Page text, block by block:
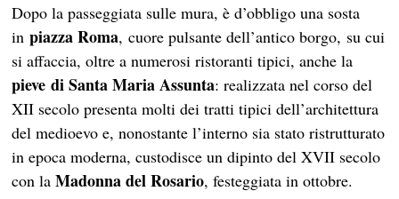
Dopo la passeggiata sulle mura, è d’obbligo una sosta
inpiazza Roma, cuore pulsante dell’antico borgo, su cui
si affaccia, oltre a numerosi ristoranti tipici, anche la
pieve di Santa Maria Assunta: realizzata nel corso del
XII secolo presenta molti dei tratti tipici dell’architettura
del medioevo e, nonostante l’interno sia stato ristrutturato
in epoca moderna, custodisce un dipinto del XVII secolo
con laMadonna del Rosario, festeggiata in ottobre.